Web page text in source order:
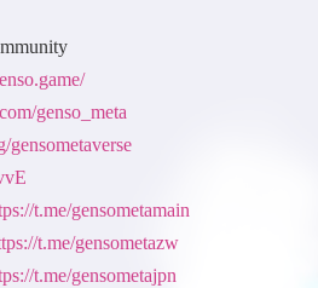
genso_meta
gensometaverse
t.me/gensometamain
t.me/gensometazw
t.me/gensometajpn